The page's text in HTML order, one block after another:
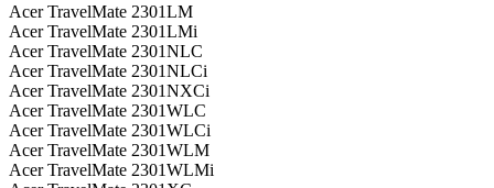
Acer TravelMate 2301LM
Acer TravelMate 2301LMi
Acer TravelMate 2301NLC
Acer TravelMate 2301NLCi
Acer TravelMate 2301NXCi
Acer TravelMate 2301WLC
Acer TravelMate 2301WLCi
Acer TravelMate 2301WLM
Acer TravelMate 2301WLMi